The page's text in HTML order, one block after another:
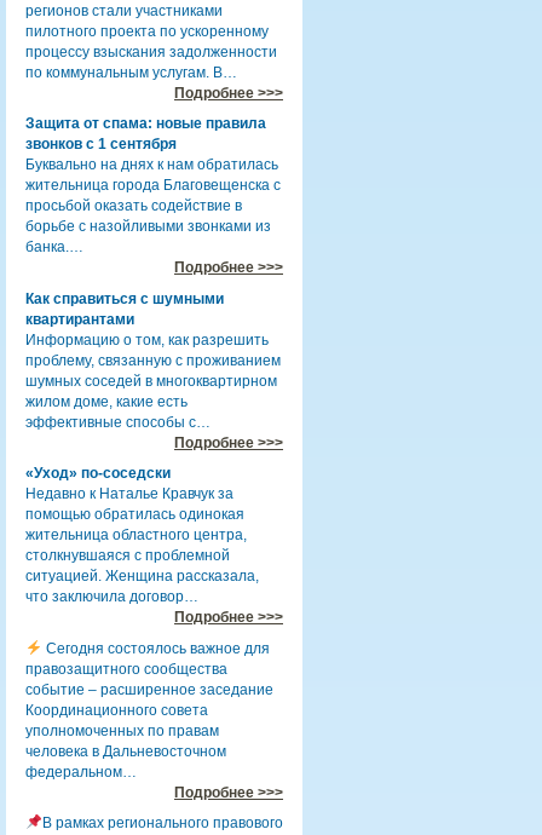
регионов стали участниками
пилотного проекта по ускоренному
процессу взыскания задолженности
по коммунальным услугам. В…
Подробнее >>>
Защита от спама: новые правила
звонков с 1 сентября
Буквально на днях к нам обратилась
жительница города Благовещенска с
просьбой оказать содействие в
борьбе с назойливыми звонками из
банка.…
Подробнее >>>
Как справиться с шумными
квартирантами
Информацию о том, как разрешить
проблему, связанную с проживанием
шумных соседей в многоквартирном
жилом доме, какие есть
эффективные способы с…
Подробнее >>>
«Уход» по-соседски
Недавно к Наталье Кравчук за
помощью обратилась одинокая
жительница областного центра,
столкнувшаяся с проблемной
ситуацией. Женщина рассказала,
что заключила договор…
Подробнее >>>
Сегодня состоялось важное для
правозащитного сообщества
событие – расширенное заседание
Координационного совета
уполномоченных по правам
человека в Дальневосточном
федеральном…
Подробнее >>>
В рамках регионального правового